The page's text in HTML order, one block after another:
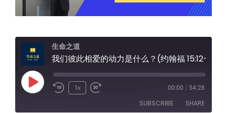
生命之道
我们彼此相爱的动力是什么？(约翰福 15:12-17)
Play
1x 00:00 / 54:28
SUBSCRIBE SHARE